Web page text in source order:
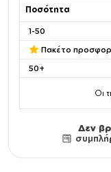
Ποσότητα
1-50
Πακέτο
50+
Οι
Δεν